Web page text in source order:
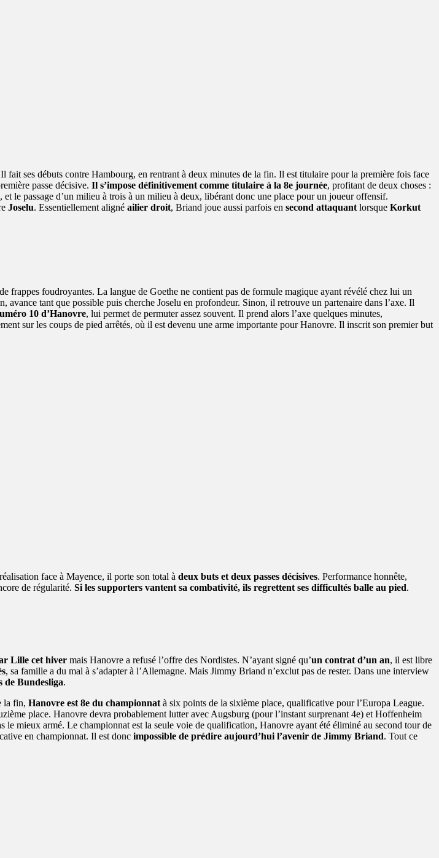
ses débuts contre Hambourg, en rentrant à deux minutes de la fin. Il est titulaire pour la première fois face
passe décisive. Il s’impose définitivement comme titulaire à la 8e journée, profitant de deux choses :
et le passage d’un milieu à trois à un milieu à deux, libérant donc une place pour un joueur offensif.
Joselu. Essentiellement aligné ailier droit, Briand joue aussi parfois en second attaquant lorsque Korkut
frappes foudroyantes. La langue de Goethe ne contient pas de formule magique ayant révélé chez lui un
avance tant que possible puis cherche Joselu en profondeur. Sinon, il retrouve un partenaire dans l’axe. Il
10 d’Hanovre, lui permet de permuter assez souvent. Il prend alors l’axe quelques minutes,
sur les coups de pied arrêtés, où il est devenu une arme importante pour Hanovre. Il inscrit son premier but
face à Mayence, il porte son total à deux buts et deux passes décisives. Performance honnête,
de régularité. Si les supporters vantent sa combativité, ils regrettent ses difficultés balle au pied.
Lille cet hiver mais Hanovre a refusé l’offre des Nordistes. N’ayant signé qu’un contrat d’un an, il est libre
, sa famille a du mal à s’adapter à l’Allemagne. Mais Jimmy Briand n’exclut pas de rester. Dans une interview
de Bundesliga.
la fin, Hanovre est 8e du championnatà six points de la sixième place, qualificative pour l’Europa League.
place. Hanovre devra probablement lutter avec Augsburg (pour l’instant surprenant 4e) et Hoffenheim
mieux armé. Le championnat est la seule voie de qualification, Hanovre ayant été éliminé au second tour de
en championnat. Il est donc impossible de prédire aujourd’hui l’avenir de Jimmy Briand. Tout ce